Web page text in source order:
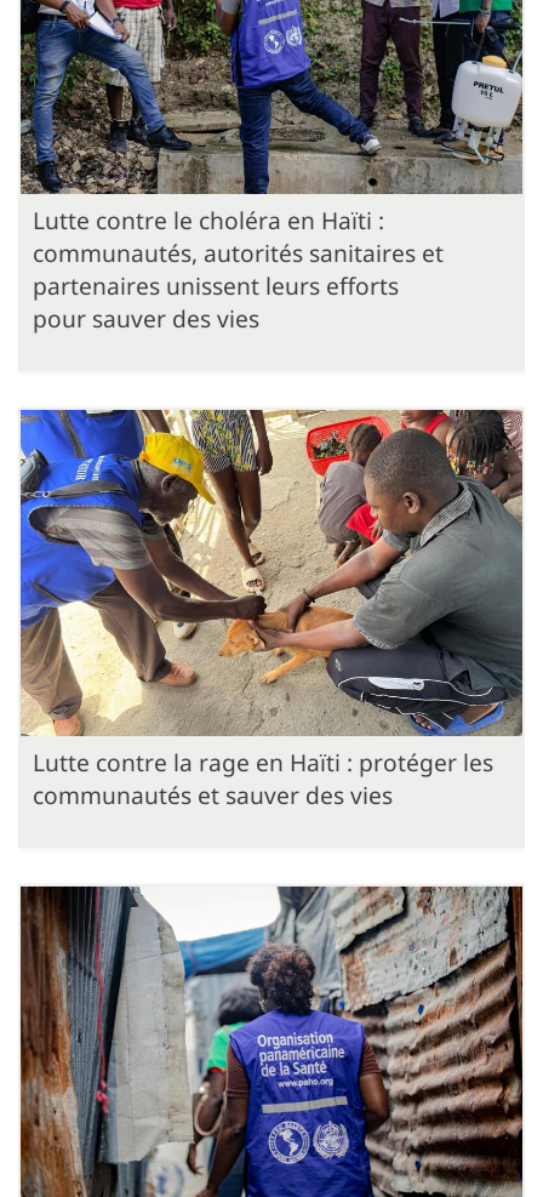
Lutte contre le choléra en Haïti :
communautés, autorités sanitaires et
partenaires unissent leurs efforts
pour sauver des vies
Lutte contre la rage en Haïti : protéger les
communautés et sauver des vies